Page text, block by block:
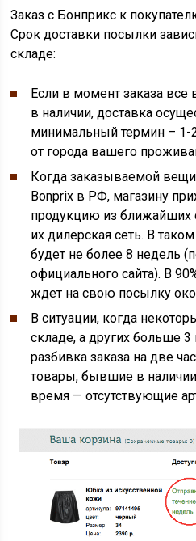
Заказ с Бонприкс к
Срок доставки посылки
складе:
Если в момент заказа
в наличии, доставка
минимальный термин – 1-
от города вашего
Когда заказываемой
Bonprix в РФ, магазину
продукцию из ближайших
их дилерская сеть. В
будет не более 8 недель
официального сайта). В
ждет на свою посылку
В ситуации, когда
складе, а других больше
разбивка заказа на две
товары, бывшие в
время — отсутствующие